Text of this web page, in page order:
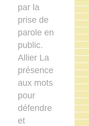
par la
prise de
parole en
public.
Allier La
présence
aux mots
pour
défendre
et